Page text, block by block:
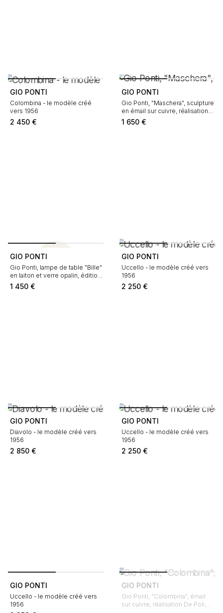
GIO PONTI
Colombina - le modèle créé
vers 1956
2 450 €
GIO PONTI
Gio Ponti, "Maschera", sculpture
en émail sur cuivre, réalisation
De Poli, signé de l'émailleur,
des années 1950
1 650 €
GIO PONTI
Gio Ponti, lampe de table "Bille"
en laiton et verre opalin, édition
Fontana Arte, années 1970
1 450 €
GIO PONTI
Uccello - le modèle créé vers
1956
2 250 €
GIO PONTI
Diavolo - le modèle créé vers
1956
2 850 €
GIO PONTI
Uccello - le modèle créé vers
1956
2 250 €
GIO PONTI
Uccello - le modèle créé vers
1956
GIO PONTI
Gio Ponti, "Colombina", émail
sur cuivre, réalisation De Poli,